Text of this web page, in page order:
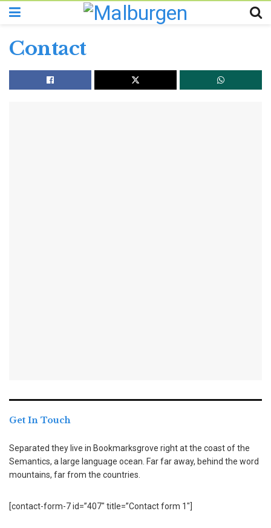
Contact
Get In Touch
Separated they live in Bookmarksgrove right at the coast of the
Semantics, a large language ocean. Far far away, behind the word
mountains, far from the countries.
[contact-form-7 id=”407″ title=”Contact form 1″]